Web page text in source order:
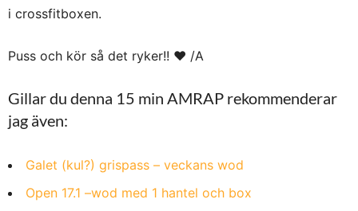
i crossfitboxen.
Puss och kör så det ryker!! ♥ /A
Gillar du denna 15 min AMRAP rekommenderar
jag även:
Galet (kul?) grispass – veckans wod
Open 17.1 –wod med 1 hantel och box